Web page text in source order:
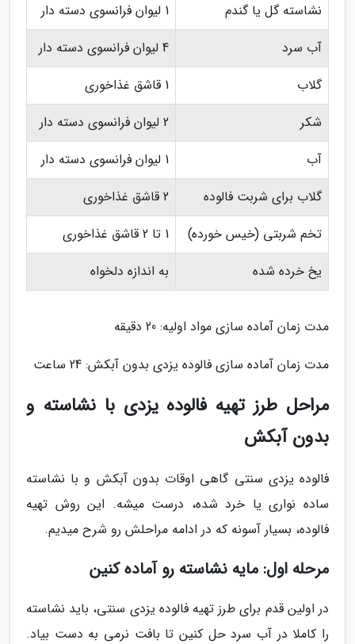
نشاسته گل یا گندم
1 لیوان فرانسوی دسته دار
آب سرد
4 لیوان فرانسوی دسته دار
گلاب
1 قاشق غذاخوری
شکر
2 لیوان فرانسوی دسته دار
آب
1 لیوان فرانسوی دسته دار
گلاب برای شربت فالوده
2 قاشق غذاخوری
تخم شربتی (خیس خورده)
1 تا 2 قاشق غذاخوری
یخ خرده شده
به اندازه دلخواه
مدت زمان آماده سازی مواد اولیه: 20 دقیقه
مدت زمان آماده سازی فالوده یزدی بدون آبکش: 24 ساعت
مراحل طرز تهیه فالوده یزدی با نشاسته و
بدون آبکش
فالوده یزدی سنتی گاهی اوقات بدون آبکش و با نشاسته
ساده نواری یا خرد شده، درست میشه. این روش تهیه
فالوده، بسیار آسونه که در ادامه مراحلش رو شرح میدیم.
مرحله اول: مایه نشاسته رو آماده کنین
در اولین قدم برای طرز تهیه فالوده یزدی سنتی، باید نشاسته
را کاملا در آب سرد حل کنین تا بافت نرمی به دست بیاد.